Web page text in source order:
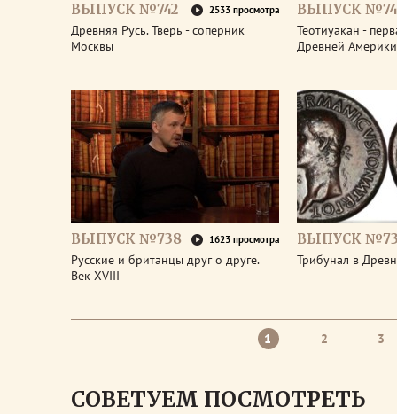
ВЫПУСК №742 2533 просмотра
Древняя Русь. Тверь - соперник
Москвы
ВЫПУСК
Теотиуакан -
Древней Америки
ВЫПУСК №738 1623 просмотра
Русские и британцы друг о друге.
Век XVIII
ВЫПУСК
Трибунал в
1 2 3
СОВЕТУЕМ ПОСМОТРЕТЬ